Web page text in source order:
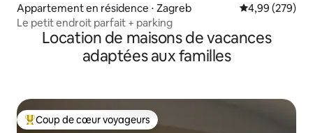
Appartement en résidence ⋅ Zagreb Évaluation
4,99 (279)
Le petit endroit parfait + parking
Location de maisons de vacances
adaptées aux familles
Coups de cœur voyageurs les plus appréciés
Coup de cœur voyageurs